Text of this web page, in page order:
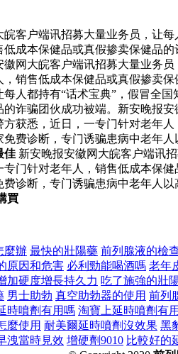
皖客户端讯招募大量业务员，让
成本保健品或真假掺卖保健品的
徽网大皖客户端讯招募大量业务
，销售低成本保健品或真假掺卖
每人都持有“话术宝典”，假冒全
的诈骗团伙成功被端。新安晚报
获悉，近日，一专门针对老年
免费诊断，专门诱骗患病中老年
佳 新安晚报安徽网大皖客户端讯
门针对老年人，销售低成本保
费诊断，专门诱骗患病中老年人
買
麼辦 最快的壯陽藥 前列腺液的檢
原因和危害 必利勁能喝酒嗎 老年
加硬度增長持久力 吃了施強的壯
男士助勃 真空助勃器的使用 前列
時噴劑有用嗎 淘寶上延時噴劑有
麼使用 耐美爾延時噴劑沒效果 黑
洩當時見效 增硬劑9010 比較好的